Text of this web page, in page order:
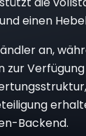
einen Hebel
an,
zur
Backend.